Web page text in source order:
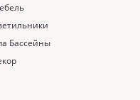
Бассейны